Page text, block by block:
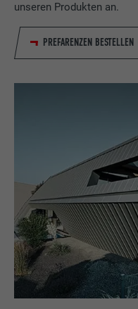
unseren Produkten an.
PREFARENZEN BESTELLEN